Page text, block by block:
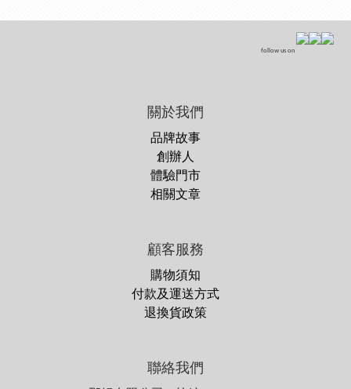
follow us on
關於我們
品牌故事
創辦人
體驗門市
相關文章
顧客服務
購物須知
付款及運送方式
退換貨政策
聯絡我們